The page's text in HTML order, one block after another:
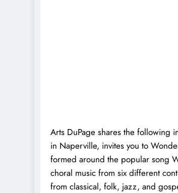
Arts DuPage shares the following
in Naperville, invites you to
formed around the popular song
choral music from six different
from classical, folk, jazz, and